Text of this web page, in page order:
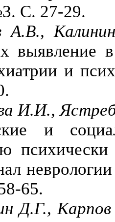
C. 27-29.
А.В.,
выявление в
и
И.И.,
и
65.
Д.Г.,